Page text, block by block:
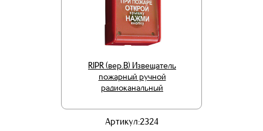
RIPR (вер.В) Извещатель
пожарный ручной
радиоканальный
Артикул:2324